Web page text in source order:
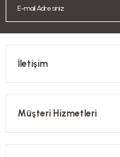
İletişim
Müşteri Hizmetleri